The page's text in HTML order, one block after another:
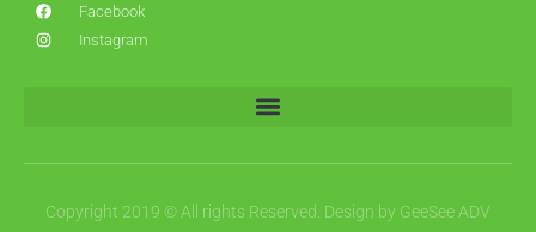
Facebook
Instagram
Copyright 2019 © All rights Reserved. Design by GeeSee ADV